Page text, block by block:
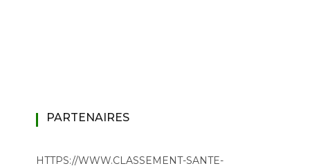
PARTENAIRES
HTTPS://WWW.CLASSEMENT-SANTE-